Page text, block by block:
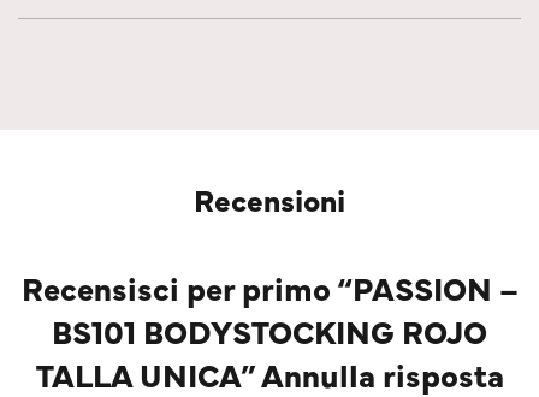
Recensioni
Recensisci per primo “PASSION –
BS101 BODYSTOCKING ROJO
TALLA UNICA” Annulla risposta